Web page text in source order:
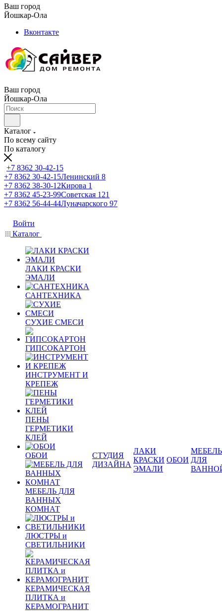
Ваш город
Йошкар-Ола
Вконтакте
Ваш город
Йошкар-Ола
Каталог
По всему сайту
По каталогу
+7 8362 30-42-15
+7 8362 30-42-15Ленинский 8
+7 8362 38-30-12Кирова 1
+7 8362 45-23-99Советская 121
+7 8362 56-44-44Луначарского 97
Войти
Каталог
ЛАКИ КРАСКИ
ЭМАЛИ
САНТЕХНИКА
СУХИЕ СМЕСИ
ГИПСОКАРТОН
ИНСТРУМЕНТ И
КРЕПЕЖ
ПЕНЫ
ГЕРМЕТИКИ
КЛЕЙ
ОБОИ
МЕБЕЛЬ ДЛЯ
ВАННЫХ
КОМНАТ
ЛЮСТРЫ и
СВЕТИЛЬНИКИ
КЕРАМИЧЕСКАЯ
ПЛИТКА и
КЕРАМОГРАНИТ
СТУДИЯ
ДИЗАЙНА
ЛАКИ
КРАСКИ
ЭМАЛИ
ОБОИ
МЕБЕЛЬ
ДЛЯ